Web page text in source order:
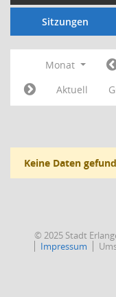
Sitzungen
Monat
Aktuell
Keine Daten
© 2025 Stadt
Impressum